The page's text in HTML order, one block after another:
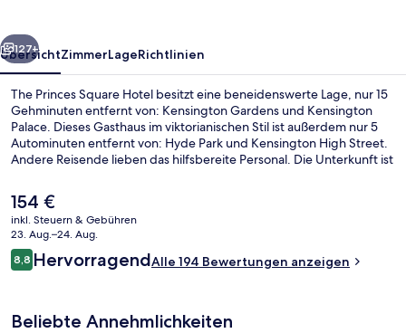
Weiter
127+
ÜbersichtZimmerLageRichtlinien
The Princes Square Hotel besitzt eine beneidenswerte Lage, nur 15
Gehminuten entfernt von: Kensington Gardens und Kensington
Palace. Dieses Gasthaus im viktorianischen Stil ist außerdem nur 5
Autominuten entfernt von: Hyde Park und Kensington High Street.
Andere Reisende lieben das hilfsbereite Personal. Die Unterkunft ist
entfernt: Zur U-Bahn läuft man 4 Minuten (U-Bahn-Station
Bayswater) bzw. 7 Minuten (U-Bahn-Station Queensway).
Der
aktuelle
Preis
beträgt
154 €.
154 €
inkl. Steuern & Gebühren
23. Aug.–24. Aug.
Bewertungen
8,88,8 von 10.
HervorragendAlle 194 Bewertungen anzeigen
Beliebte Annehmlichkeiten